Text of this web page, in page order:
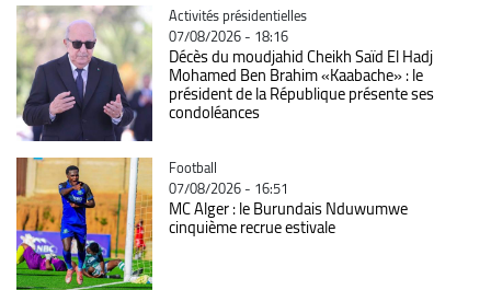
Catégorie
Activités présidentielles
07/08/2026 - 18:16
Décès du moudjahid Cheikh Saïd El Hadj
Mohamed Ben Brahim «Kaabache» : le
président de la République présente ses
condoléances
Catégorie
Football
07/08/2026 - 16:51
MC Alger : le Burundais Nduwumwe
cinquième recrue estivale